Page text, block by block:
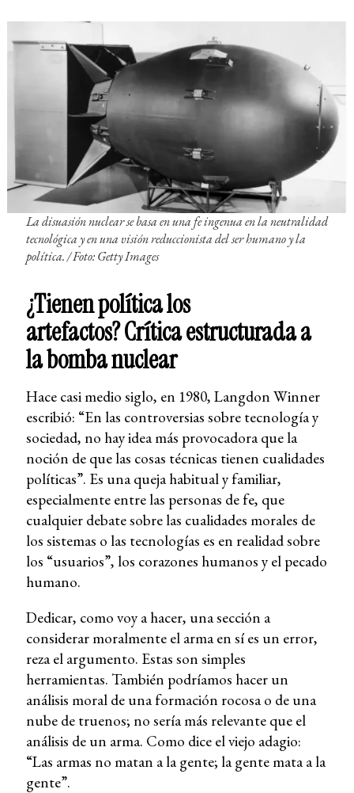
La disuasión nuclear se basa en una fe ingenua en la neutralidad
tecnológica y en una visión reduccionista del ser humano y la
política. / Foto: Getty Images
¿Tienen política los
artefactos? Crítica estructurada a
la bomba nuclear
Hace casi medio siglo, en 1980, Langdon Winner
escribió: “En las controversias sobre tecnología y
sociedad, no hay idea más provocadora que la
noción de que las cosas técnicas tienen cualidades
políticas”. Es una queja habitual y familiar,
especialmente entre las personas de fe, que
cualquier debate sobre las cualidades morales de
los sistemas o las tecnologías es en realidad sobre
los “usuarios”, los corazones humanos y el pecado
humano.
Dedicar, como voy a hacer, una sección a
considerar moralmente el arma en sí es un error,
reza el argumento. Estas son simples
herramientas. También podríamos hacer un
análisis moral de una formación rocosa o de una
nube de truenos; no sería más relevante que el
análisis de un arma. Como dice el viejo adagio:
“Las armas no matan a la gente; la gente mata a la
gente”.